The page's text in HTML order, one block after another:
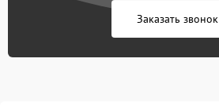
Сбой в работе инвертора
работе
2000 ₽
Заказать звонок